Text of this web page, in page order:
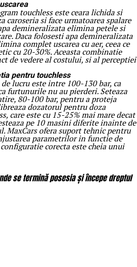
touchless este ceara lichida si
caroseria si face urmatoarea spalare
demineralizata elimina petele si
Daca folosesti apa demineralizata
complet uscarea cu aer, ceea ce
cu 20-30%. Aceasta combinatie
de vedere al costului, si al perceptiei
pentru touchless
lucru este intre 100-130 bar, ca
furtunurile nu au pierderi. Seteaza
80-100 bar, pentru a proteja
dozatorul pentru doza
care este cu 15-25% mai mare decat
pe 10 masini diferite inainte de
MaxCars ofera suport tehnic pentru
parametrilor in functie de
corecta este cheia unui
se termină posesia și începe dreptul